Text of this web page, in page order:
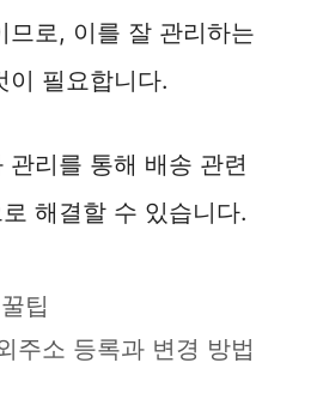
므로, 이를 잘 관리하는
이 필요합니다.
관리를 통해 배송 관련
해결할 수 있습니다.
팁
주소 등록과 변경 방법